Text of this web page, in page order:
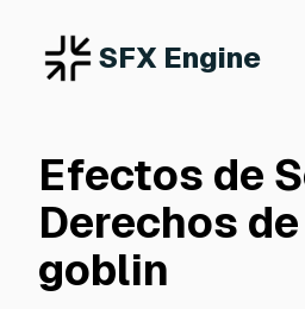
SFX Engine
Efectos de
Derechos
goblin